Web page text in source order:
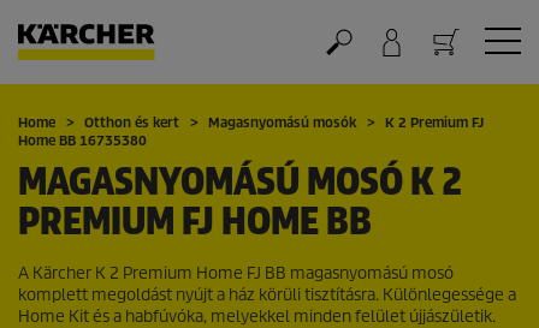
Kosár
Home Otthon és kert Magasnyomású mosók
K 2 Premium FJ
Home BB 16735380
MAGASNYOMÁSÚ MOSÓ K 2
PREMIUM FJ HOME BB
A Kärcher K 2 Premium Home FJ BB magasnyomású mosó
komplett megoldást nyújt a ház körüli tisztításra. Különlegessége a
Home Kit és a habfúvóka, melyekkel minden felület újjászületik.